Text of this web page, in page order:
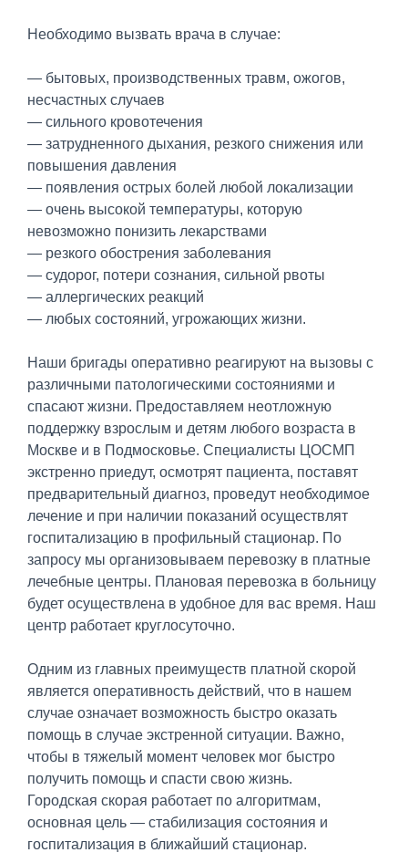
Необходимо вызвать врача в случае:
— бытовых, производственных травм, ожогов,
несчастных случаев
— сильного кровотечения
— затрудненного дыхания, резкого снижения или
повышения давления
— появления острых болей любой локализации
— очень высокой температуры, которую
невозможно понизить лекарствами
— резкого обострения заболевания
— судорог, потери сознания, сильной рвоты
— аллергических реакций
— любых состояний, угрожающих жизни.
Наши бригады оперативно реагируют на вызовы с
различными патологическими состояниями и
спасают жизни. Предоставляем неотложную
поддержку взрослым и детям любого возраста в
Москве и в Подмосковье. Специалисты ЦОСМП
экстренно приедут, осмотрят пациента, поставят
предварительный диагноз, проведут необходимое
лечение и при наличии показаний осуществлят
госпитализацию в профильный стационар. По
запросу мы организовываем перевозку в платные
лечебные центры. Плановая перевозка в больницу
будет осуществлена в удобное для вас время. Наш
центр работает круглосуточно.
Одним из главных преимуществ платной скорой
является оперативность действий, что в нашем
случае означает возможность быстро оказать
помощь в случае экстренной ситуации. Важно,
чтобы в тяжелый момент человек мог быстро
получить помощь и спасти свою жизнь.
Городская скорая работает по алгоритмам,
основная цель — стабилизация состояния и
госпитализация в ближайший стационар.